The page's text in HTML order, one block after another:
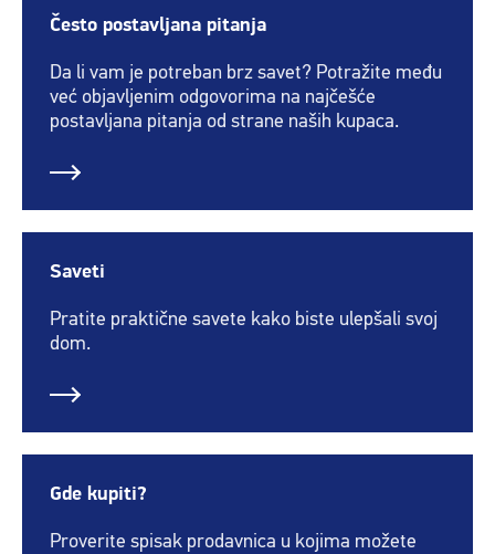
Često postavljana pitanja
Da li vam je potreban brz savet? Potražite među
već objavljenim odgovorima na najčešće
postavljana pitanja od strane naših kupaca.
Saveti
Pratite praktične savete kako biste ulepšali svoj
dom.
Gde kupiti?
Proverite spisak prodavnica u kojima možete